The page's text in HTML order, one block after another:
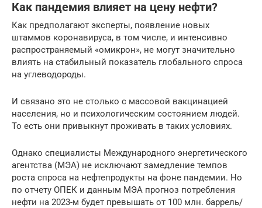
Как пандемия влияет на цену нефти?
Как предполагают эксперты, появление новых
штаммов коронавируса, в том числе, и интенсивно
распространяемый «омикрон», не могут значительно
влиять на стабильный показатель глобального спроса
на углеводороды.
И связано это не столько с массовой вакцинацией
населения, но и психологическим состоянием людей.
То есть они привыкнут проживать в таких условиях.
Однако специалисты Международного энергетического
агентства (МЭА) не исключают замедление темпов
роста спроса на нефтепродукты на фоне пандемии. Но
по отчету ОПЕК и данным МЭА прогноз потребления
нефти на 2023-м будет превышать от 100 млн. баррель/